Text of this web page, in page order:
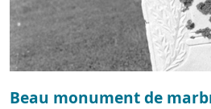
Beau monument de